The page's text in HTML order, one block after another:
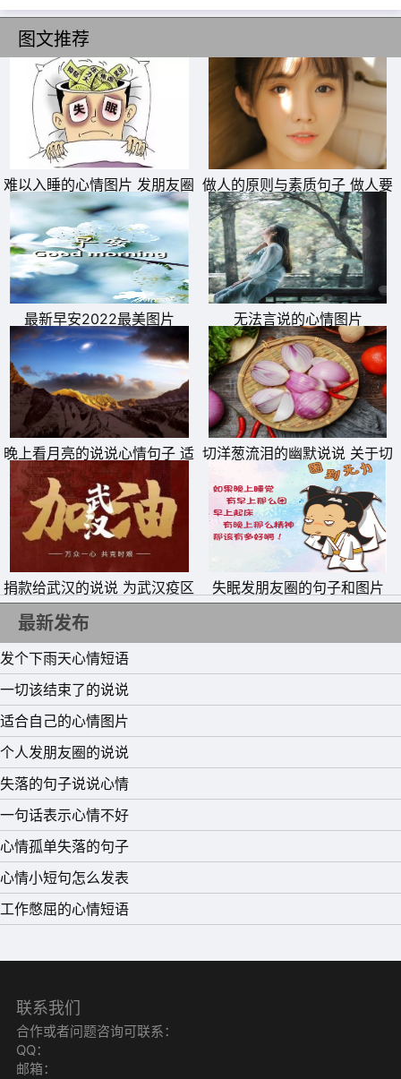
些最真的感情。收拾起心情，继续向前走，就会发现：错过
花，你将收获雨，错过雨，你会遇到彩虹。
11、你在我眼中是最美，每一个微笑都让我沉醉。你在我心
中是最美，只有相爱的人才能体会。
12、小时侯，幸福是一件东西，拥有就幸福;长大后，幸福
是一个目标，达到就幸福;成熟后，发现幸福原来是一种心
态，领悟就幸福。
13、人这一辈子，怎么都是过，与其皱眉头，不如偷着乐。
14、每天清晨起床告诉自己要努力，即使看不到未来，即使
看不到希望，也依然相信自己。学会放下，很多时候，在意
的越多，失去的就越多。看穿但不说穿，很多事情，只要自
己心里有数就好，没必要说出来。一定要快乐，想不开就不
想，得不到就不要，干嘛非得委屈自己。
15、记住该记住的，忘记该忘记的。改变能改变的，接受不
能改变的。
图文推荐
难以入睡的心情图片 发朋友圈
专用失眠配图
做人的原则与素质句子 做人要
有底线的说说
最新早安2022最美图片 无法言说的心情图片
晚上看月亮的说说心情句子 适
合拍月亮照片发朋友圈的文案
切洋葱流泪的幽默说说 关于切
洋葱流泪的句子
捐款给武汉的说说 为武汉疫区
抗击疫情捐钱的句子
失眠发朋友圈的句子和图片
最新发布
发个下雨天心情短语
一切该结束了的说说
适合自己的心情图片
个人发朋友圈的说说
失落的句子说说心情
一句话表示心情不好
心情孤单失落的句子
心情小短句怎么发表
工作憋屈的心情短语
联系我们
合作或者问题咨询可联系：
QQ：
邮箱：